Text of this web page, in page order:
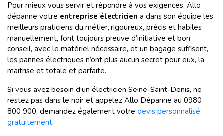
Pour mieux vous servir et répondre à vos exigences, Allo
dépanne votre entreprise électricien a dans son équipe les
meilleurs praticiens du métier, rigoureux, précis et habiles
manuellement, font toujours preuve d’initiative et bon
conseil, avec le matériel nécessaire, et un bagage suffisent,
les pannes électriques n’ont plus aucun secret pour eux, la
maitrise et totale et parfaite.
Si vous avez besoin d’un électricien Seine-Saint-Denis, ne
restez pas dans le noir et appelez Allo Dépanne au 0980
800 900, demandez également votre devis personnalisé
gratuitement.